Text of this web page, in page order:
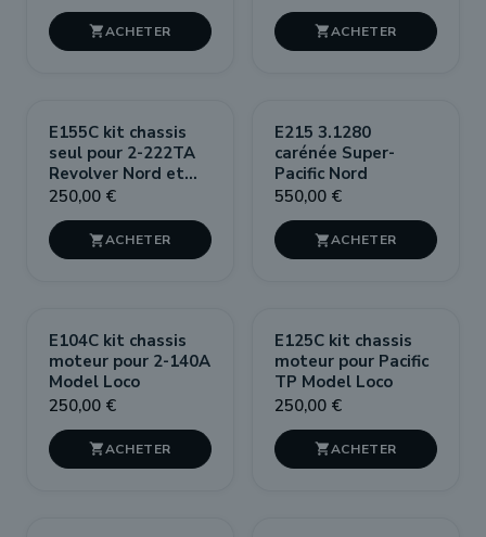
 
E155C kit chassis
seul pour 2-222TA
Revolver Nord et
SNCF
250,00 €

E215 3.1280
carénée Super-
Pacific Nord
550,00 €

E104C kit chassis
moteur pour 2-140A
Model Loco
250,00 €

E125C kit chassis
moteur pour Pacific
TP Model Loco
250,00 €
